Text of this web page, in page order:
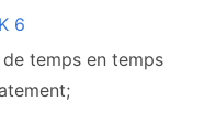
6
temps en temps